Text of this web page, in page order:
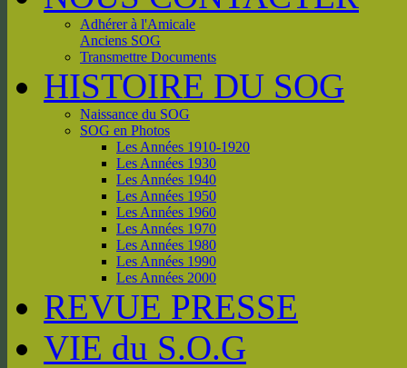
Adhérer à l'Amicale
Anciens SOG
Transmettre Documents
HISTOIRE DU SOG
Naissance du SOG
SOG en Photos
Les Années 1910-1920
Les Années 1930
Les Années 1940
Les Années 1950
Les Années 1960
Les Années 1970
Les Années 1980
Les Années 1990
Les Années 2000
REVUE PRESSE
VIE du S.O.G